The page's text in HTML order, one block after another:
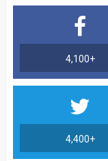
4,100+
4,400+